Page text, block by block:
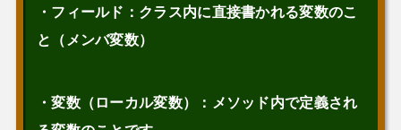
・フィールド：クラス内に直接書かれる変数のこ
と（メンバ変数）
・変数（ローカル変数）：メソッド内で定義され